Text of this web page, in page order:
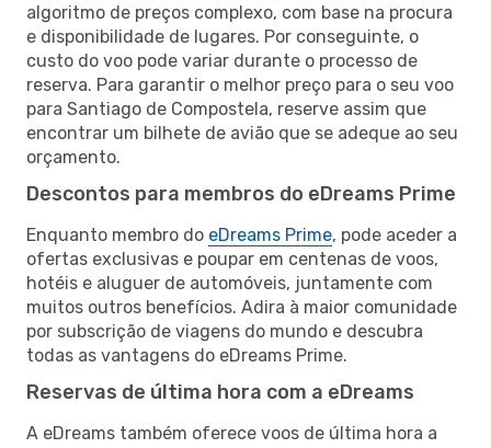
algoritmo de preços complexo, com base na procura
e disponibilidade de lugares. Por conseguinte, o
custo do voo pode variar durante o processo de
reserva. Para garantir o melhor preço para o seu voo
para Santiago de Compostela, reserve assim que
encontrar um bilhete de avião que se adeque ao seu
orçamento.
Descontos para membros do eDreams Prime
Enquanto membro do eDreams Prime, pode aceder a
ofertas exclusivas e poupar em centenas de voos,
hotéis e aluguer de automóveis, juntamente com
muitos outros benefícios. Adira à maior comunidade
por subscrição de viagens do mundo e descubra
todas as vantagens do eDreams Prime.
Reservas de última hora com a eDreams
A eDreams também oferece voos de última hora a